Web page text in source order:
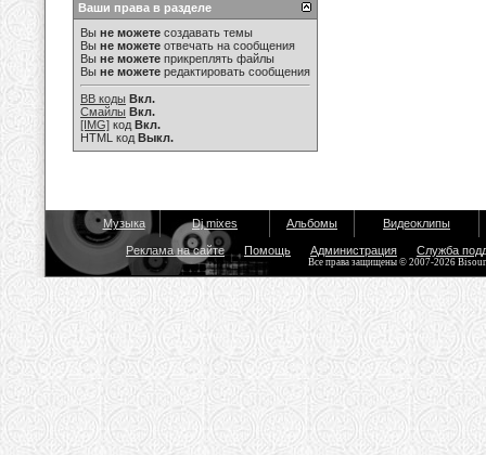
Ваши права в разделе
Вы не можете создавать темы
Вы не можете отвечать на сообщения
Вы не можете прикреплять файлы
Вы не можете редактировать сообщения
BB коды Вкл.
Смайлы Вкл.
[IMG] код Вкл.
HTML код Выкл.
Музыка Dj mixes Альбомы Видеоклипы
Реклама на сайте Помощь Администрация Служба
Все права защищены © 2007-2026